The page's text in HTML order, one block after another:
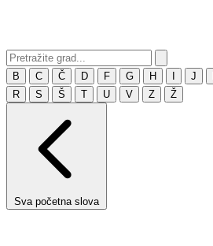
B C Č D F G H J
R
S Š T U V Z Ž
Sva početna slova